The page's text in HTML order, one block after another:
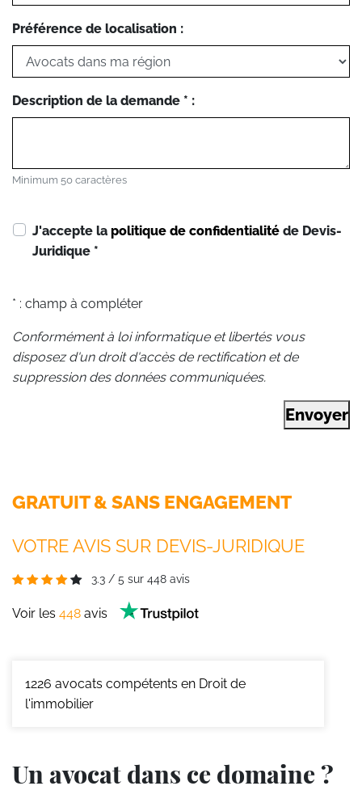
Préférence de localisation :
Description de la demande * :
Minimum 50 caractères
J'accepte la politique de confidentialité de Devis-
Juridique *
* : champ à compléter
Conformément à loi informatique et libertés vous
disposez d'un droit d'accès de rectification et de
suppression des données communiquées.
Envoyer
GRATUIT & SANS ENGAGEMENT
VOTRE AVIS SUR DEVIS-JURIDIQUE
3.3 / 5 sur 448 avis
Voir les 448 avis
1226 avocats compétents en Droit de
l'immobilier
Un avocat dans ce domaine ?